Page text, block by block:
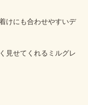
けにも合わせやすいデ
見せてくれるミルグレ